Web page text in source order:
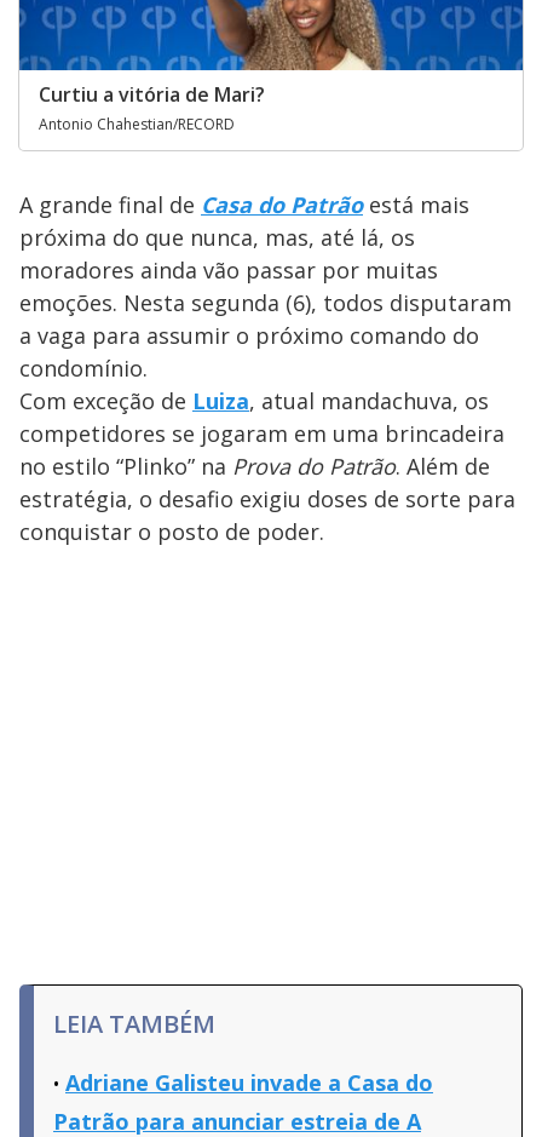
Curtiu a vitória de Mari?
Antonio Chahestian/RECORD
A grande final de Casa do Patrãoestá mais
próxima do que nunca, mas, até lá, os
moradores ainda vão passar por muitas
emoções. Nesta segunda (6), todos disputaram
a vaga para assumir o próximo comando do
condomínio.
Com exceção de Luiza, atual mandachuva, os
competidores se jogaram em uma brincadeira
no estilo “Plinko” na Prova do Patrão. Além de
estratégia, o desafio exigiu doses de sorte para
conquistar o posto de poder.
LEIA TAMBÉM
Adriane Galisteu invade a Casa do
Patrão para anunciar estreia de A